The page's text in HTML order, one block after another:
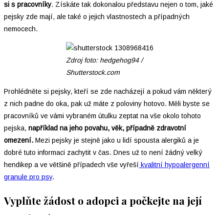
si s pracovníky. Získáte tak dokonalou představu nejen o tom, jaké
pejsky zde mají, ale také o jejich vlastnostech a případných
nemocech.
Zdroj foto: hedgehog94 /
Shutterstock.com
Prohlédněte si pejsky, kteří se zde nacházejí a pokud vám některý
z nich padne do oka, pak už máte z poloviny hotovo. Měli byste se
pracovníků ve vámi vybraném útulku zeptat na vše okolo tohoto
pejska, například na jeho povahu, věk, případně zdravotní
omezení. Mezi pejsky je stejně jako u lidí spousta alergiků a je
dobré tuto informaci zachytit v čas. Dnes už to není žádný velký
hendikep a ve většině případech vše vyřeší kvalitní hypoalergenní
granule pro psy.
Vyplňte žádost o adopci a počkejte na její